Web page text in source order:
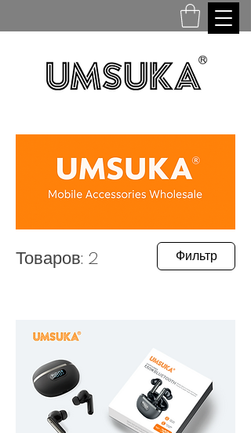
Товаров: 2 Фильтр